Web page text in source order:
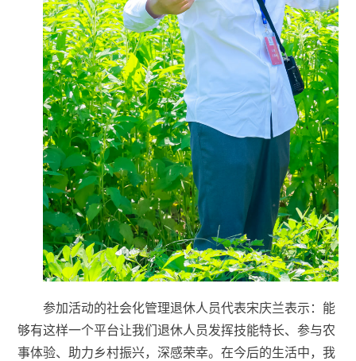
参加活动的社会化管理退休人员代表宋庆兰表示：能
够有这样一个平台让我们退休人员发挥技能特长、参与农
事体验、助力乡村振兴，深感荣幸。在今后的生活中，我